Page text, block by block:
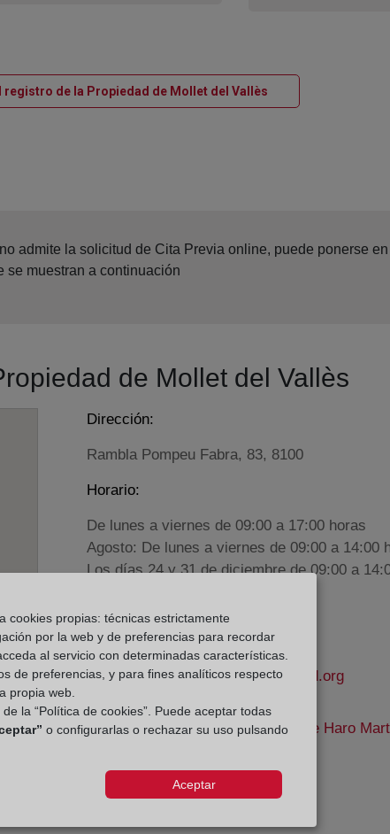
de la Propiedad de Mollet del Vallès
no admite la solicitud de Cita Previa online, puede ponerse en
se muestran a continuación
de Mollet del Vallès
Dirección:
Rambla Pompeu Fabra, 83, 8100
Horario:
De lunes a viernes de 09:00 a 17:00 horas
Agosto: De lunes a viernes de 09:00 a 14:00
Los días 24 y 31 de diciembre de 09:00 a
Datos de contacto:
(93) 570 00 60
mollet@registrodelapropiedad.org
Francisco de Asis Serrano De Haro
dpo@corpme.es
cookies propias: técnicas estrictamente
por la web y de preferencias para recordar
al servicio con determinadas características.
de preferencias, y para fines analíticos respecto
propia web.
la “Política de cookies”. Puede aceptar todas
o configurarlas o rechazar su uso pulsando
Aceptar